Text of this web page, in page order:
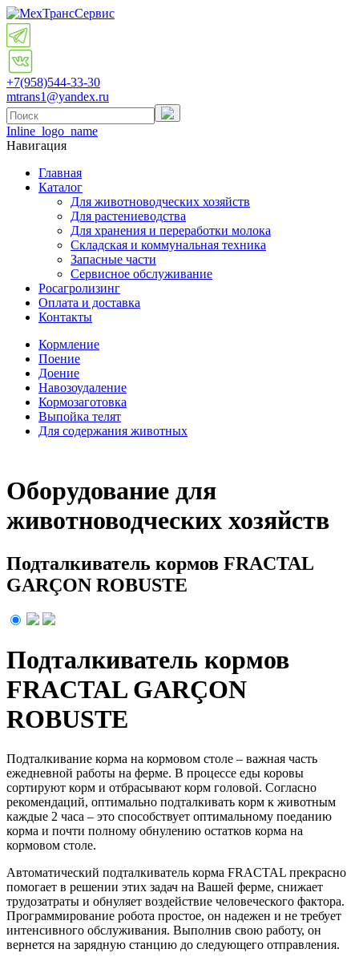
+7(958)544-33-30
mtrans1@yandex.ru
Inline_logo_name
Навигация
Главная
Каталог
Для животноводческих хозяйств
Для растениеводства
Для хранения и переработки молока
Складская и коммунальная техника
Запасные части
Cервисное обслуживание
Росагролизинг
Оплата и доставка
Контакты
Кормление
Поение
Доение
Навозоудаление
Кормозаготовка
Выпойка телят
Для содержания животных
Оборудование для
животноводческих хозяйств
Подталкиватель кормов FRACTAL
GARÇON ROBUSTE
Подталкиватель кормов
FRACTAL GARÇON
ROBUSTE
Подталкивание корма на кормовом столе – важная часть
ежедневной работы на ферме. В процессе еды коровы
сортируют корм и отбрасывают корм головой. Согласно
рекомендаций, оптимально подталкивать корм к животным
каждые 2 часа – это способствует оптимальному поеданию
корма и почти полному обнулению остатков корма на
кормовом столе.
Автоматический подталкиватель корма FRACTAL прекрасно
помогает в решении этих задач на Вашей ферме, снижает
трудозатраты и обнуляет воздействие человеческого фактора.
Программирование робота простое, он надежен и не требует
интенсивного обслуживания. Выполнив свою работу, он
вернется на зарядную станцию до следующего отправления.